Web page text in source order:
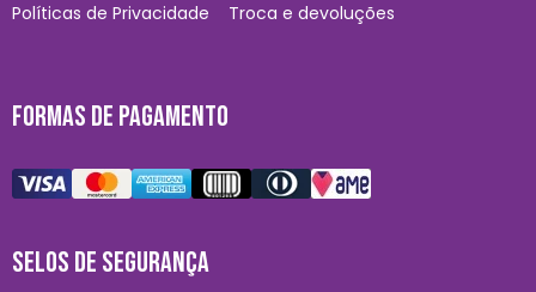
Políticas de Privacidade Troca e devoluções
FORMAS DE PAGAMENTO
SELOS DE SEGURANÇA